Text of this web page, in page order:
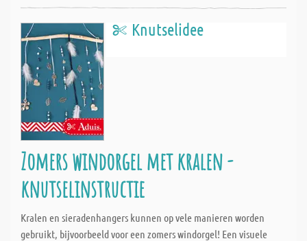
Knutselidee
Zomers windorgel met kralen -
knutselinstructie
Kralen en sieradenhangers kunnen op vele manieren worden
gebruikt, bijvoorbeeld voor een zomers windorgel! Een visuele